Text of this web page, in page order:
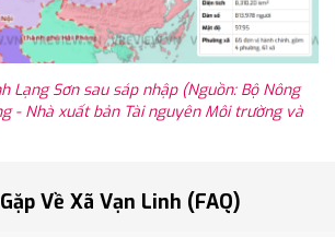
Lạng Sơn sau sáp nhập (Nguồn: Bộ Nông
- Nhà xuất bản Tài nguyên Môi trường và
Về Xã Vạn Linh (FAQ)